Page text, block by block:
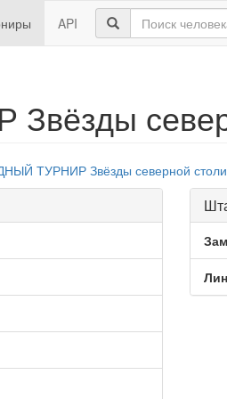
API
ТУРНИР Звёзды северной